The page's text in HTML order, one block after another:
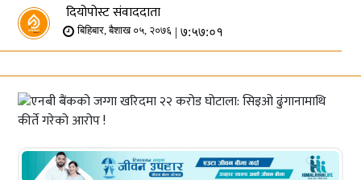
दियोपोस्ट संवाददाता
बिहिबार, बैशाख ०५, २०७६ | ७:५७:०१